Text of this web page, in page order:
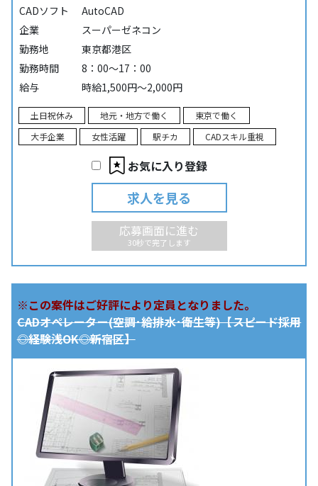
CADソフト
AutoCAD
企業
スーパーゼネコン
勤務地
東京都港区
勤務時間
8：00～17：00
給与
時給1,500円～2,000円
土日祝休み 地元・地方で働く
東京で働く
大手企業
女性活躍 駅チカ CADスキル重視
お気に入り登録
求人を見る
応募画面に進む
30秒で完了します
※この案件はご好評により定員となりました。
CADオペレーター(空調･給排水･衛生等)【スピード採用
◎経験浅OK◎新宿区】